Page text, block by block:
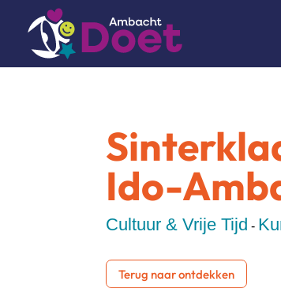
Ido-
Cultuur & Vrije Tijd -
Terug naar ontdekken